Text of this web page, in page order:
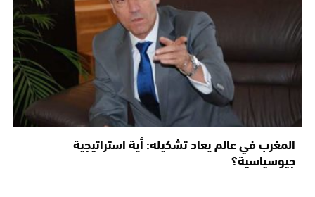
المغرب في عالم يعاد تشكيله: أية استراتيجية
جيوسياسية؟